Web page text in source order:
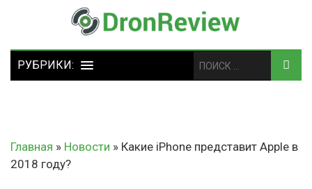
Главная » Новости » Какие iPhone представит Apple в
2018 году?